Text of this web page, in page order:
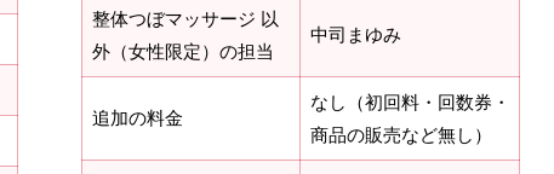
整体つぼマッサージ 以
外（女性限定）の担当
中司まゆみ
追加の料金
なし（初回料・回数券・
商品の販売など無し）